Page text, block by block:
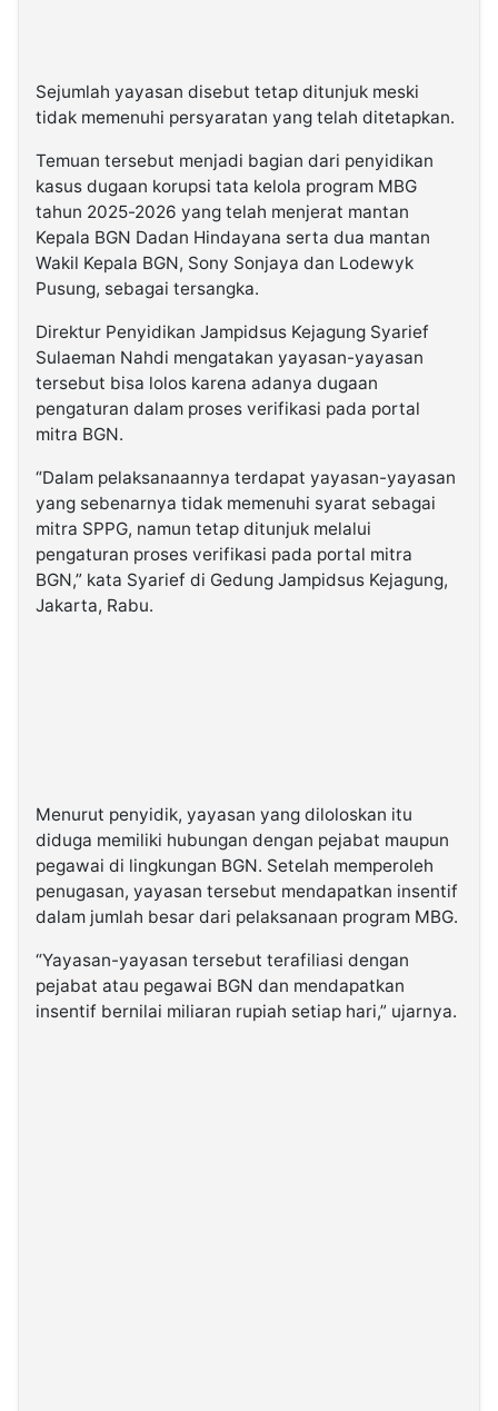
Sejumlah yayasan disebut tetap ditunjuk meski
tidak memenuhi persyaratan yang telah ditetapkan.
Temuan tersebut menjadi bagian dari penyidikan
kasus dugaan korupsi tata kelola program MBG
tahun 2025-2026 yang telah menjerat mantan
Kepala BGN Dadan Hindayana serta dua mantan
Wakil Kepala BGN, Sony Sonjaya dan Lodewyk
Pusung, sebagai tersangka.
Direktur Penyidikan Jampidsus Kejagung Syarief
Sulaeman Nahdi mengatakan yayasan-yayasan
tersebut bisa lolos karena adanya dugaan
pengaturan dalam proses verifikasi pada portal
mitra BGN.
“Dalam pelaksanaannya terdapat yayasan-yayasan
yang sebenarnya tidak memenuhi syarat sebagai
mitra SPPG, namun tetap ditunjuk melalui
pengaturan proses verifikasi pada portal mitra
BGN,” kata Syarief di Gedung Jampidsus Kejagung,
Jakarta, Rabu.
Menurut penyidik, yayasan yang diloloskan itu
diduga memiliki hubungan dengan pejabat maupun
pegawai di lingkungan BGN. Setelah memperoleh
penugasan, yayasan tersebut mendapatkan insentif
dalam jumlah besar dari pelaksanaan program MBG.
“Yayasan-yayasan tersebut terafiliasi dengan
pejabat atau pegawai BGN dan mendapatkan
insentif bernilai miliaran rupiah setiap hari,” ujarnya.